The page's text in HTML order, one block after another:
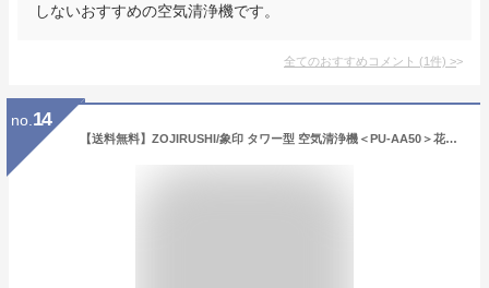
しないおすすめの空気清浄機です。
全てのおすすめコメント (1件) >
no. 14
【送料無料】ZOJIRUSHI/象印 タワー型 空気清浄機＜PU-AA50＞花粉対策製品認証*低騒音*浮遊ウイルス・カビ・細菌抑制*省エネ設計*4面一体*除菌・脱臭・静電フィルター